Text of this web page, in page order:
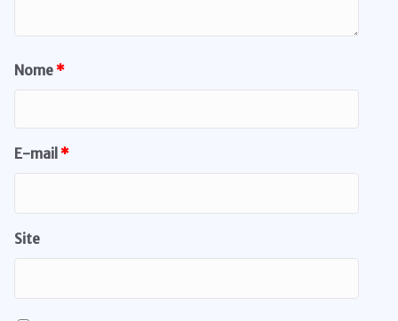
Nome*
E-mail *
Site